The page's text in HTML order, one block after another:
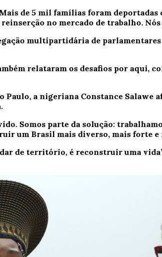
de 5 mil famílias foram
no mercado de trabalho.
multipartidária de
relataram os desafios por aqui,
a nigeriana Constance Salawe
Somos parte da solução:
um Brasil mais diverso, mais forte e
de território, é reconstruir uma